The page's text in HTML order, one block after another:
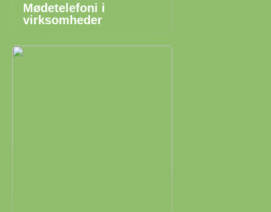
Mødetelefoni i
virksomheder